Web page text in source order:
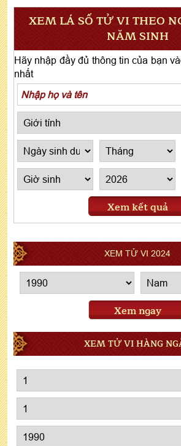
XEM LÁ SỐ TỬ VI THEO
NĂM SINH
Hãy nhập đầy đủ thông tin của bạn
nhất
Xem kết quả
XEM TỬ VI 2024
Xem ngay
XEM TỬ VI HÀNG